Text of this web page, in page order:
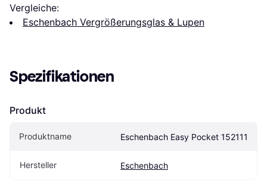
Vergleiche:
Eschenbach Vergrößerungsglas & Lupen
Spezifikationen
Produkt
Produktname Eschenbach Easy Pocket 152111
Hersteller Eschenbach